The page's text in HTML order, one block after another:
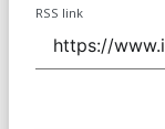
RSS link